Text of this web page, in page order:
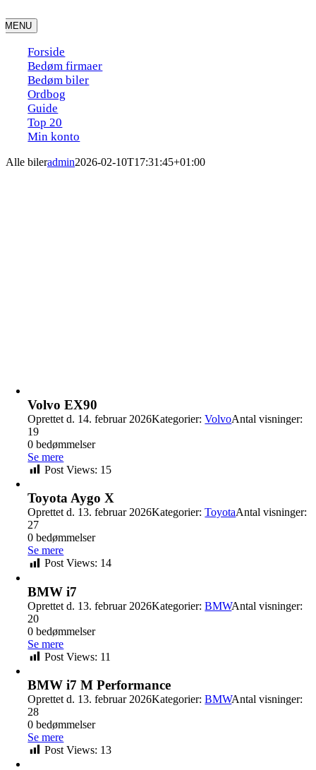
to
content
MENU
Forside
Bedøm firmaer
Bedøm biler
Ordbog
Guide
Top 20
Min konto
Alle bileradmin2026-02-10T17:31:45+01:00
Volvo EX90
Oprettet d. 14. februar 2026Kategorier:VolvoAntal visninger:
19
0 bedømmelser
Se mere
Post Views: 15
Toyota Aygo X
Oprettet d. 13. februar 2026Kategorier:ToyotaAntal visninger:
27
0 bedømmelser
Se mere
Post Views: 14
BMW i7
Oprettet d. 13. februar 2026Kategorier:BMWAntal visninger:
20
0 bedømmelser
Se mere
Post Views: 11
BMW i7 M Performance
Oprettet d. 13. februar 2026Kategorier:BMWAntal visninger:
28
0 bedømmelser
Se mere
Post Views: 13